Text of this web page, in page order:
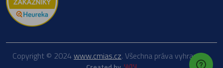
Copyright © 2024www.cmias.cz. Všechna práva vyhrazena.